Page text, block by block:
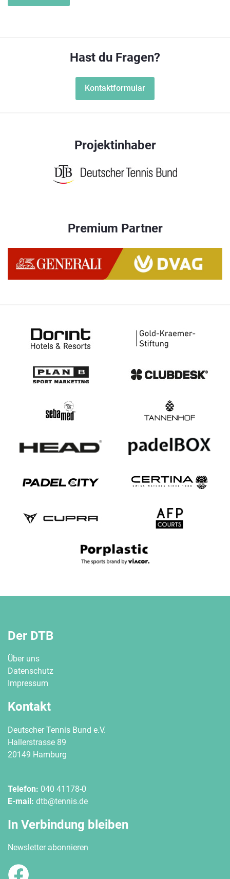
Hast du Fragen?
Kontaktformular
Projektinhaber
Premium Partner
Der DTB
Über uns
Datenschutz
Impressum
Kontakt
Deutscher Tennis Bund e.V.
Hallerstrasse 89
20149 Hamburg
Telefon: 040 41178-0
E-mail: dtb@tennis.de
In Verbindung bleiben
Newsletter abonnieren